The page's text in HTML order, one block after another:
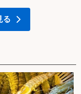
る